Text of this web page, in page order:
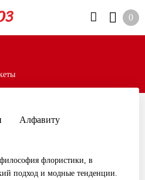
0
Алфавиту
флористики, в
подход и модные тенденции.